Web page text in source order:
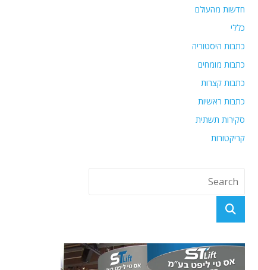
חדשות מהעולם
כללי
כתבות היסטוריה
כתבות מומחים
כתבות קצרות
כתבות ראשיות
סקירות תשתית
קריקטורות